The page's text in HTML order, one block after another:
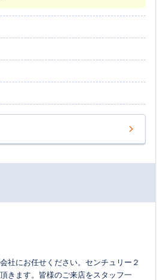
社にお任せください。センチュリー２
きます。皆様のご来店をスタッフ一